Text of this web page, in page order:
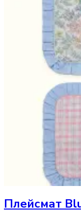
Плейсмат